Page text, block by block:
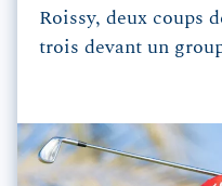
Roissy, deux coups
trois devant un